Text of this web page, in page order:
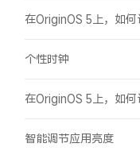
在OriginOS 5上，如何
个性时钟
智能调节应用亮度